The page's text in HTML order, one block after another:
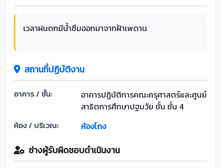
เวลาฝนตกมีน้ำซึมออกมาจากฝ้าเพดาน
สถานที่ปฏิบัติงาน
อาคาร / ชั้น:
อาคารปฏิบัติการคณะครุศาสตร์และศูนย์
สาธิตการศึกษาปฐมวัย ชั้น ชั้น 4
ห้อง / บริเวณ: ห้องโถง
ช่างผู้รับผิดชอบดำเนินงาน